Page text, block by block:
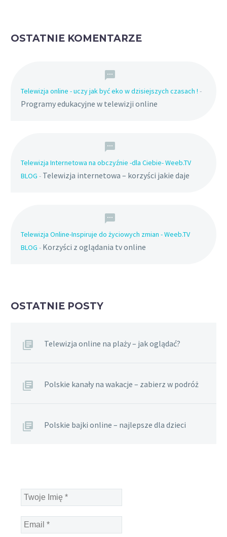
OSTATNIE KOMENTARZE
Telewizja online - uczy jak być eko w dzisiejszych czasach ! -
Programy edukacyjne w telewizji online
Telewizja Internetowa na obczyźnie -dla Ciebie- Weeb.TV
BLOG - Telewizja internetowa – korzyści jakie daje
Telewizja Online-Inspiruje do życiowych zmian - Weeb.TV
BLOG - Korzyści z oglądania tv online
OSTATNIE POSTY
Telewizja online na plaży – jak oglądać?
Polskie kanały na wakacje – zabierz w podróż
Polskie bajki online – najlepsze dla dzieci
Twoje
Imię
*
Email
*